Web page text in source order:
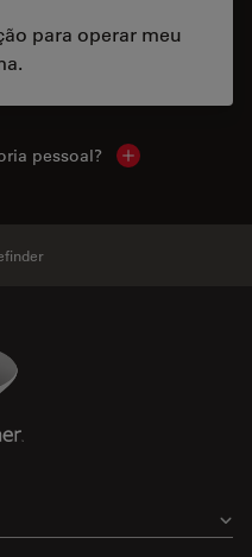
para operar meu
pessoal? Show local
Logo